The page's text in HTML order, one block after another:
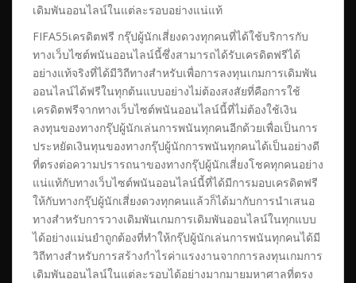
เดิมพันออนไลน์ในแต่ละรอบอย่างแน่แท้
FIFA55เครดิตฟรี กรุ๊ปผู้นักเสี่ยงดวงทุกคนที่ได้ใช้บริการกับ
ทางเว็บไซต์พนันออนไลน์นี้ซึ่งสามารถได้รับเครดิตฟรีได้
อย่างแท้จริงที่ได้มีวิถีทางสำหรับเพื่อการลงทุนเกมการเดิมพัน
ออนไลน์ได้ฟรีในทุกต้นแบบอย่างไม่ต้องสงสัยที่คือการใช้
เครดิตฟรีจากทางเว็บไซต์พนันออนไลน์นี้ที่ไม่ต้องใช้เงิน
ลงทุนของทางกรุ๊ปผู้นักเล่นการพนันทุกคนอีกด้วยเพื่อเป็นการ
ประหยัดเงินทุนของทางกรุ๊ปผู้นักการพนันทุกคนได้เป็นอย่างดี
ที่ตรงต่อความปรารถนาของทางกรุ๊ปผู้นักเสี่ยงโชคทุกคนอย่าง
แน่แท้กับทางเว็บไซต์พนันออนไลน์นี้ที่ได้มีการมอบเครดิตฟรี
ให้กับทางกรุ๊ปผู้นักเสี่ยงดวงทุกคนแล้วก็ได้มากับการนำเสนอ
ทางสำหรับการวางเดิมพันเกมการเดิมพันออนไลน์ในทุกแบบ
ได้อย่างแม่นยำถูกต้องที่ทำให้กรุ๊ปผู้นักเล่นการพนันทุกคนได้มี
วิถีทางสำหรับการสร้างกำไรค่าแรงงานจากการลงทุนเกมการ
เดิมพันออนไลน์ในแต่ละรอบได้อย่างมากมายมหาศาลที่ตรง